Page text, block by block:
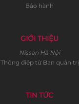
Bảo hành
GIỚI THIỆU
Nissan Hà Nội
Thông điệp từ Ban quản trị
TIN TỨC